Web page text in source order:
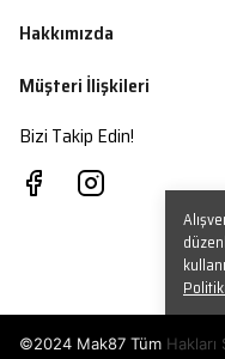
Hakkımızda
Müşteri İlişkileri
Bizi Takip Edin!
©2024 Mak87 Tüm Hakları